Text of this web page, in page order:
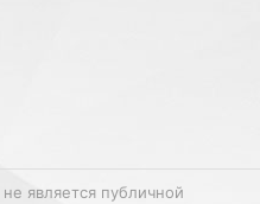
является публичной